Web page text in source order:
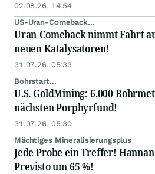
02.08.26, 14:54
US-Uran-Comeback...
Uran-Comeback nimmt Fahrt
neuen Katalysatoren!
31.07.26, 05:33
Bohrstart...
U.S. GoldMining: 6.000
nächsten Porphyrfund!
31.07.26, 05:30
Mächtiges Mineralisierungsplus
Jede Probe ein Treffer!
Previsto um 65 %!